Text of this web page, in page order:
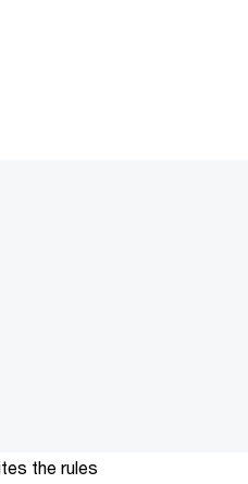
the rules